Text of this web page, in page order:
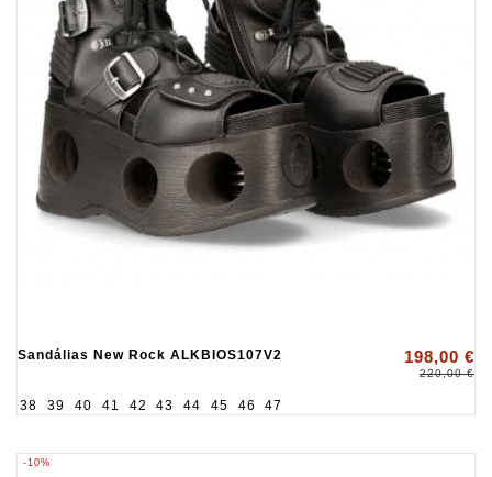
Sandálias New Rock ALKBIOS107V2 198,00 €
220,00 €
38 39 40 41 42 43 44 45 46 47
-10%